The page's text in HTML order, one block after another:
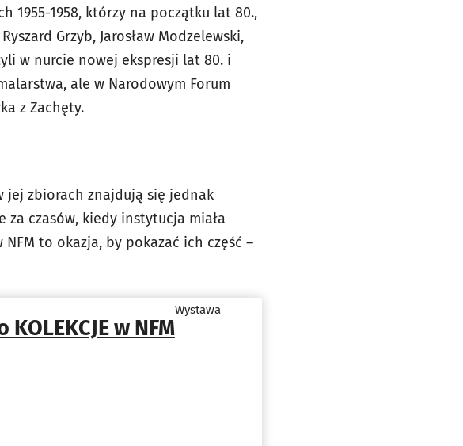
1955-1958, którzy na początku lat 80.,
Grzyb, Jarosław Modzelewski,
w nurcie nowej ekspresji lat 80. i
ale w Narodowym Forum
z Zachęty.
jej zbiorach znajdują się jednak
za czasów, kiedy instytucja miała
to okazja, by pokazać ich część –
w NFM
Wystawa